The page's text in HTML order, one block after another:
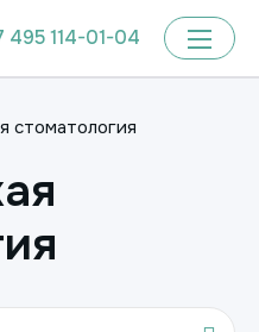
495 114-01-04
стоматология